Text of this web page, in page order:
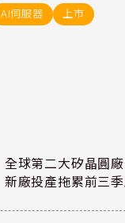
AI伺服器 上市
全球第二大矽晶圓
新廠投產拖累前三